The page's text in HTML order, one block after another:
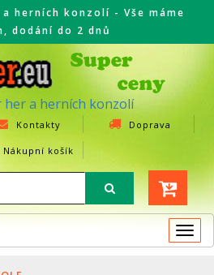
herních konzolí - Vše máme
dodání do 2 dnů
her a herních konzolí
Kontakty Doprava
Nákupní košík